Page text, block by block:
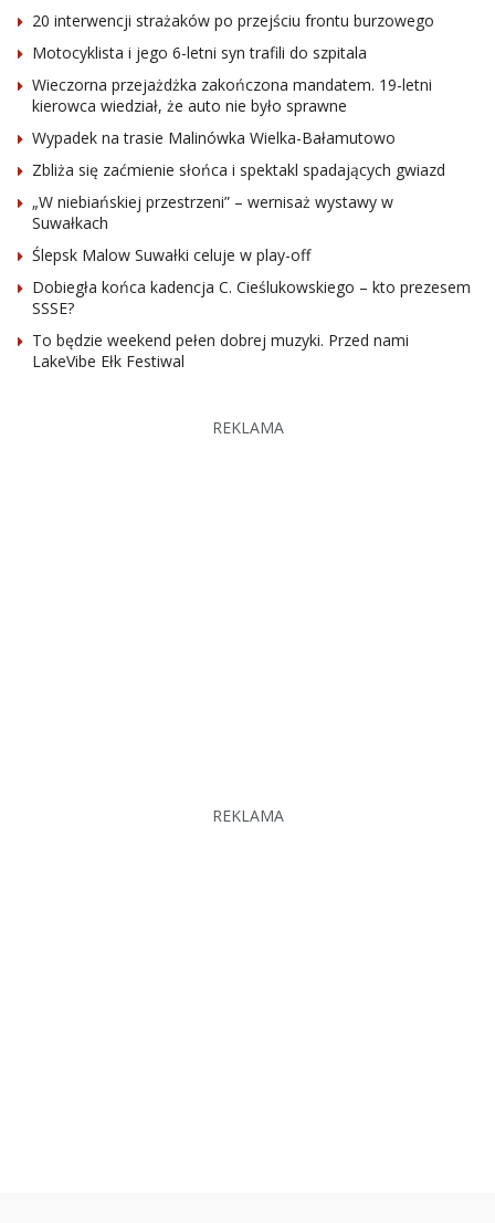
20 interwencji strażaków po przejściu frontu burzowego
Motocyklista i jego 6-letni syn trafili do szpitala
Wieczorna przejażdżka zakończona mandatem. 19-letni
kierowca wiedział, że auto nie było sprawne
Wypadek na trasie Malinówka Wielka-Bałamutowo
Zbliża się zaćmienie słońca i spektakl spadających gwiazd
„W niebiańskiej przestrzeni” – wernisaż wystawy w
Suwałkach
Ślepsk Malow Suwałki celuje w play-off
Dobiegła końca kadencja C. Cieślukowskiego – kto prezesem
SSSE?
To będzie weekend pełen dobrej muzyki. Przed nami
LakeVibe Ełk Festiwal
REKLAMA
REKLAMA